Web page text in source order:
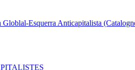
Globlal-Esquerra Anticapitalista